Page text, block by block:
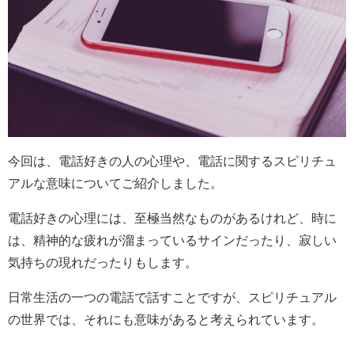
今回は、電話好きの人の心理や、電話に関するスピリチュ
アルな意味についてご紹介しました。
電話好きの心理には、至極当然なものがあるけれど、時に
は、精神的な疲れが溜まっているサインだったり、寂しい
気持ちの現れだったりもします。
日常生活の一つの電話で話すことですが、スピリチュアル
の世界では、それにも意味があると考えられています。